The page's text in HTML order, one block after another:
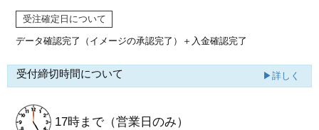
受注確定日について
データ確認完了（イメージの承認完了） ＋入金確認完了
受付締切時間について ▶詳しく
17時まで （営業日のみ）